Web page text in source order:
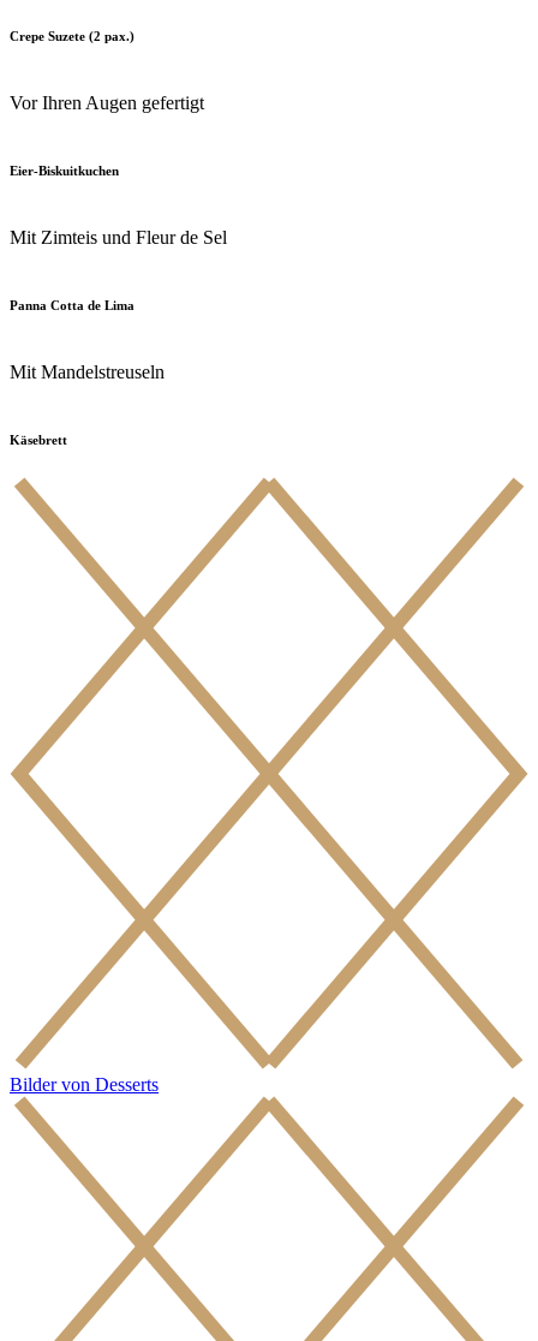
Crepe Suzete (2 pax.)
Vor Ihren Augen gefertigt
Eier-Biskuitkuchen
Mit Zimteis und Fleur de Sel
Panna Cotta de Lima
Mit Mandelstreuseln
Käsebrett
Bilder von Desserts